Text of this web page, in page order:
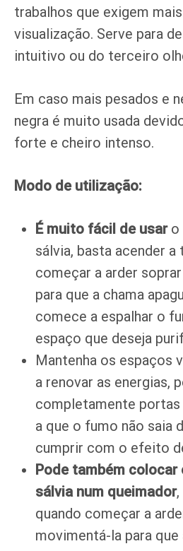
trabalhos que exigem
visualização. Serve para
intuitivo ou do terceiro
Em caso mais pesados e
negra é muito usada
forte e cheiro intenso.
Modo de utilização:
É muito fácil de usaro
sálvia, basta acender a
começar a arder
para que a chama
comece a espalhar o
espaço que deseja
Mantenha os espaços
a renovar as energias,
completamente portas
a que o fumo não saia
cumprir com o efeito
Pode também
sálvia num queimador
quando começar a
movimentá-la para que